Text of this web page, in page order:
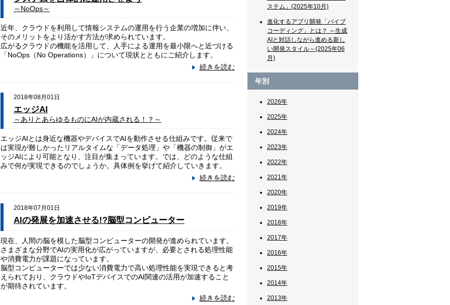
～NoOps～
近年、クラウドを利用して情報システムの運用を行う企業の増加に伴い、
そのメリットをより活かす方法が求められています。
広がるクラウドの機能を活用して、人手による運用を最小限へと近づける
「NoOps（No Operations）」について現状とともにご紹介します。
続きを読む
2018年08月01日
エッジAI
～ありとあらゆるものにAIが内蔵される！？～
エッジAIとは身近な機器やデバイスでAIを動作させる仕組みです。従来で
は実現が難しかったリアルタイムな「データ処理」や「機器の制御」がエ
ッジAIにより可能となり、注目が集まっています。では、どのような仕組
みで何が実現できるのでしょうか。具体例を挙げて紹介していきます。
続きを読む
2018年07月01日
AIの発展を加速させる!?脳型コンピューター
現在、人間の脳を模した脳型コンピューターの開発が進められています。
さまざまな分野でAIの実用化が広がっていますが、必要とされる処理性能
や消費電力が課題になっています。
脳型コンピューターでは少ない消費電力で高い処理性能を実現できると考
えられており、クラウドやIoTデバイスでのAI関連の活用が加速すること
が期待されています。
続きを読む
ステム」(2025年10月)
進化するアプリ開発「バイブ
コーディング」とは？ ～生成
AIと対話しながら進める新し
い開発スタイル～(2025年06
月)
年別
2026年
2025年
2024年
2023年
2022年
2021年
2020年
2019年
2018年
2017年
2016年
2015年
2014年
2013年